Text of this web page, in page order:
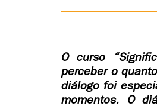
O curso
perceber o
diálogo foi
momentos. O